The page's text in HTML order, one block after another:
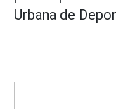
Urbana de